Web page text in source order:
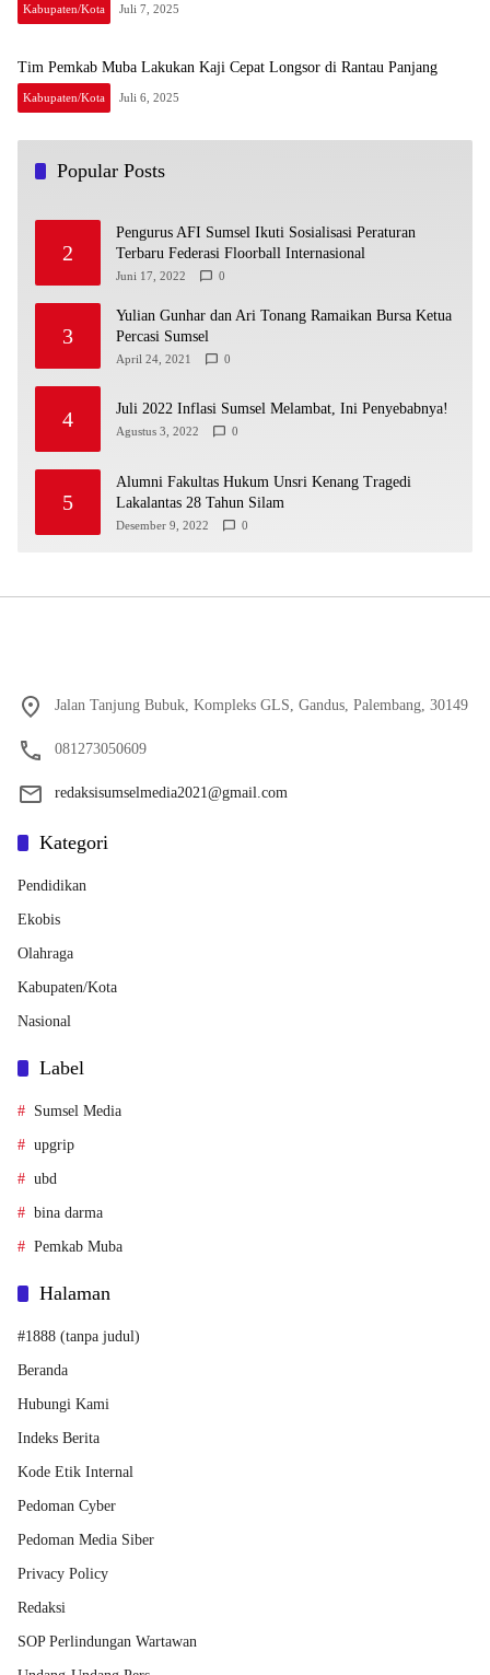
Kabupaten/Kota Juli 7, 2025
Tim Pemkab Muba Lakukan Kaji Cepat Longsor di Rantau Panjang
Kabupaten/Kota Juli 6, 2025
Popular Posts
2
Pengurus AFI Sumsel Ikuti Sosialisasi Peraturan
Terbaru Federasi Floorball Internasional
Juni 17, 2022 0
3
Yulian Gunhar dan Ari Tonang Ramaikan Bursa Ketua
Percasi Sumsel
April 24, 2021 0
4 Juli 2022 Inflasi Sumsel Melambat, Ini Penyebabnya!
Agustus 3, 2022 0
5
Alumni Fakultas Hukum Unsri Kenang Tragedi
Lakalantas 28 Tahun Silam
Desember 9, 2022 0
Jalan Tanjung Bubuk, Kompleks GLS, Gandus, Palembang, 30149
081273050609
redaksisumselmedia2021@gmail.com
Kategori
Pendidikan
Ekobis
Olahraga
Kabupaten/Kota
Nasional
Label
Sumsel Media
upgrip
ubd
bina darma
Pemkab Muba
Halaman
#1888 (tanpa judul)
Beranda
Hubungi Kami
Indeks Berita
Kode Etik Internal
Pedoman Cyber
Pedoman Media Siber
Privacy Policy
Redaksi
SOP Perlindungan Wartawan